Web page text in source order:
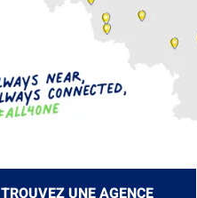
TROUVEZ UNE AGENCE